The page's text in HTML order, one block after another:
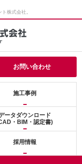
株式会社。
お問い合わせ
施工事例
ータダウンロード
・BIM・認定書)
採用情報